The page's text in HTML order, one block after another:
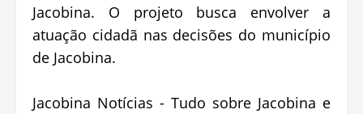
Jacobina. O projeto busca envolver a
atuação cidadã nas decisões do município
de Jacobina.
Jacobina Notícias - Tudo sobre Jacobina e